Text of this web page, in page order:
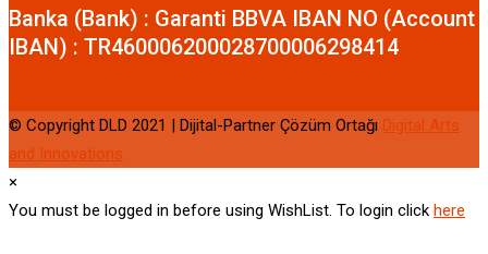
Banka (Bank) : Garanti BBVA IBAN NO (Account
IBAN) : TR460006200028700006298414
© Copyright DLD 2021 | Dijital-Partner Çözüm Ortağı Digital Arts
and Innovations
×
You must be logged in before using WishList. To login click here